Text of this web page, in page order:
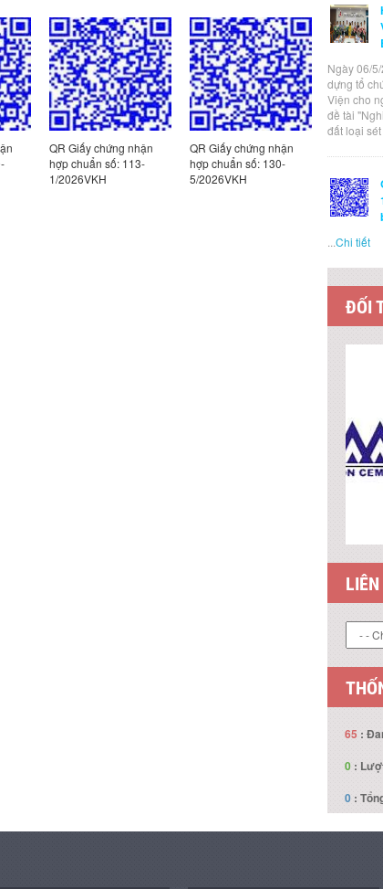
QR Giấy chứng nhận
hợp chuẩn số: 113-
1/2026VKH
QR Giấy chứng nhận
hợp chuẩn số: 130-
5/2026VKH
4/
Ngày 06/
dựng tổ
Viện cho
đề tài
đất loại
...Chi tiết
ĐỐI
LIÊN
0:
: